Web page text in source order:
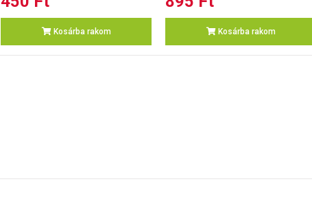
Kosárba rakom Kosárba rakom